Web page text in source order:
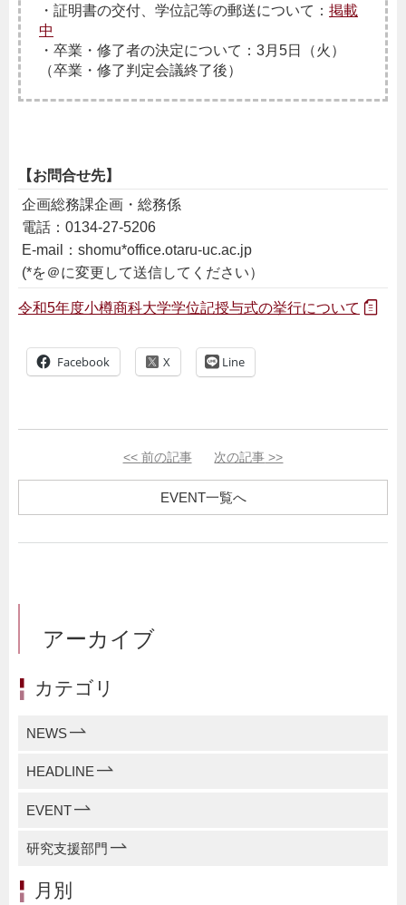
・証明書の交付、学位記等の郵送について： 掲載
中
・卒業・修了者の決定について：3月5日（火）
（卒業・修了判定会議終了後）
【お問合せ先】
企画総務課企画・総務係
電話：0134-27-5206
E-mail：shomu*office.otaru-uc.ac.jp
(*を＠に変更して送信してください）
令和5年度小樽商科大学学位記授与式の挙行について
Facebook Line
<< 前の記事 次の記事 >>
EVENT一覧へ
アーカイブ
カテゴリ
NEWS
HEADLINE
EVENT
研究支援部門
月別